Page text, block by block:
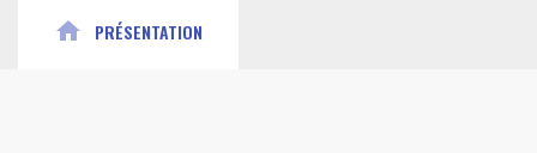
home PRÉSENTATION